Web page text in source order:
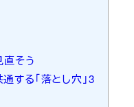
直そう
する「落とし穴」3